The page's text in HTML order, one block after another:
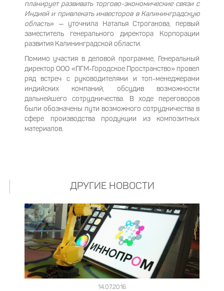
планирует развивать торгово-экономические связи с
Индией и привлекать инвесторов в Калининградскую
область» — уточнила Наталья Строганова, первый
заместитель генерального директора Корпорации
развития Калининградской области.
Помимо участия в деловой программе, Генеральный
директор ООО «ПГМ-Городское Пространство» провел
ряд встреч с руководителями и топ-менеджерами
индийских компаний, обсудив возможности
дальнейшего сотрудничества. В ходе переговоров
были обозначены пути возможного сотрудничества в
сфере производства продукции из композитных
материалов.
ДРУГИЕ НОВОСТИ
14.07.2016